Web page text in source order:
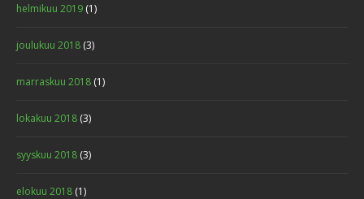
helmikuu 2019 (1)
joulukuu 2018 (3)
marraskuu 2018 (1)
lokakuu 2018 (3)
syyskuu 2018 (3)
elokuu 2018 (1)